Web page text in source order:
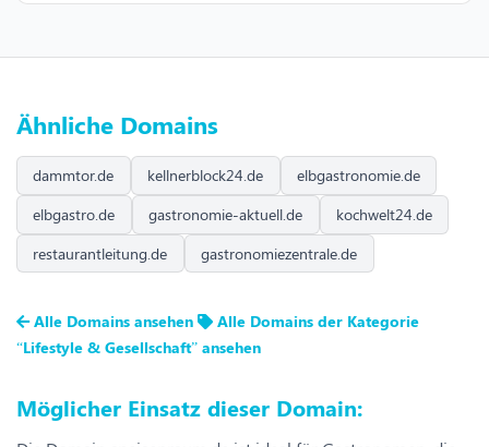
Ähnliche Domains
dammtor.de kellnerblock24.de
elbgastronomie.de
elbgastro.de
gastronomie-aktuell.de
kochwelt24.de
restaurantleitung.de
gastronomiezentrale.de
Alle Domains ansehen
Alle Domains der Kategorie
“Lifestyle & Gesellschaft” ansehen
Möglicher Einsatz dieser Domain: